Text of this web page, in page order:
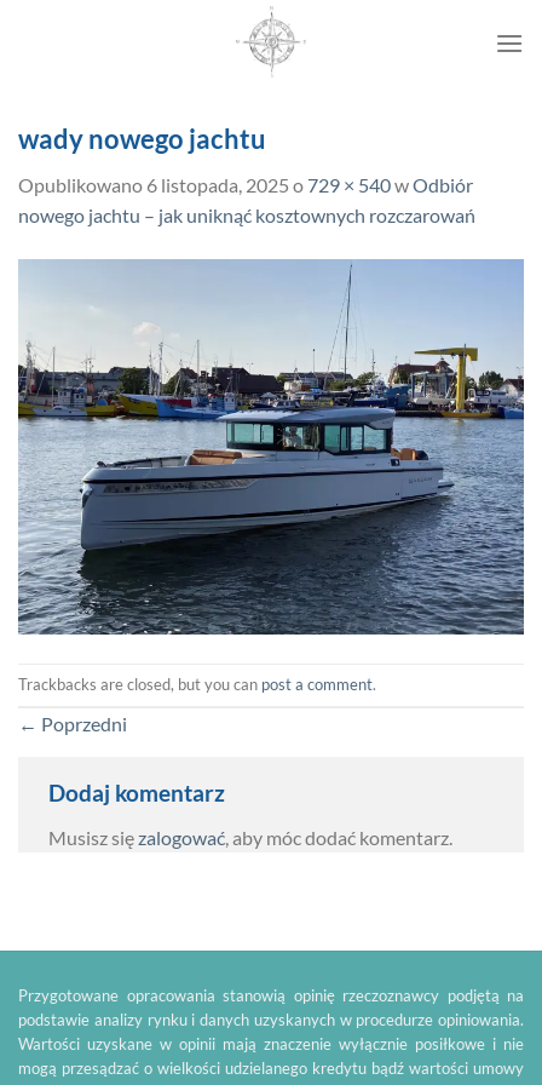
wady nowego jachtu
Opublikowano 6 listopada, 2025 o 729 × 540wOdbiór
nowego jachtu – jak uniknąć kosztownych rozczarowań
Trackbacks are closed, but you can post a comment.
← Poprzedni
Dodaj komentarz
Musisz sięzalogować, aby móc dodać komentarz.
Przygotowane opracowania stanowią opinię rzeczoznawcy podjętą na
podstawie analizy rynku i danych uzyskanych w procedurze opiniowania.
Wartości uzyskane w opinii mają znaczenie wyłącznie posiłkowe i nie
mogą przesądzać o wielkości udzielanego kredytu bądź wartości umowy